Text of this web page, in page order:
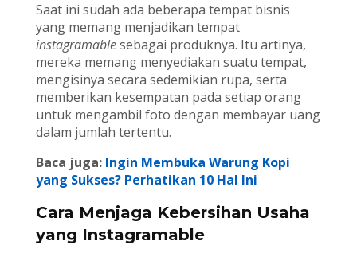
Saat ini sudah ada beberapa tempat bisnis
yang memang menjadikan tempat
instagramablesebagai produknya. Itu artinya,
mereka memang menyediakan suatu tempat,
mengisinya secara sedemikian rupa, serta
memberikan kesempatan pada setiap orang
untuk mengambil foto dengan membayar uang
dalam jumlah tertentu.
Baca juga: Ingin Membuka Warung Kopi
yang Sukses? Perhatikan 10 Hal Ini
Cara Menjaga Kebersihan Usaha
yang Instagramable